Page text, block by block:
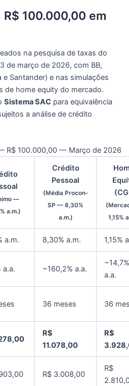
R$ 100.000,00 em
na pesquisa de taxas do
de março de 2026, com BB,
e Santander) e nas simulações
de home equity do mercado.
Sistema SAC para equivalência
a análise de crédito
R$ 100.000,00 — Março de 2026
—
a.m.)
Crédito
Pessoal
(Média Procon-
SP — 8,30%
a.m.)
1,15%
a.m. 8,30% a.m. 1,15%
a.a. ~160,2% a.a.
~14,7%
a.a.
36 meses 36
R$
11.078,00
R$
R$ 3.008,00
R$